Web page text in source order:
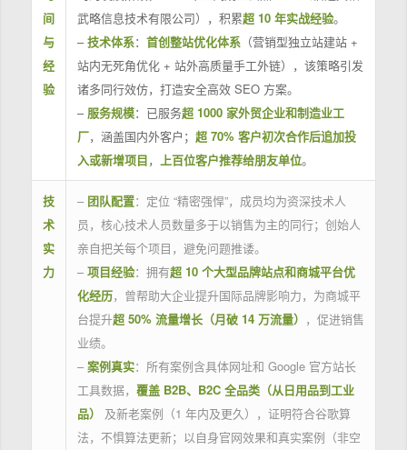
间
与
经
验
武略信息技术有限公司），积累超 10 年实战经验。
–技术体系： 首创整站优化体系（营销型独立站建站 +
站内无死角优化 + 站外高质量手工外链），该策略引发
诸多同行效仿，打造安全高效 SEO 方案。
– 服务规模：已服务超 1000 家外贸企业和制造业工
厂，涵盖国内外客户； 超 70% 客户初次合作后追加投
入或新增项目， 上百位客户推荐给朋友单位。
技
术
实
力
– 团队配置：定位 “精密强悍”，成员均为资深技术人
员，核心技术人员数量多于以销售为主的同行；创始人
亲自把关每个项目，避免问题推诿。
– 项目经验：拥有超 10 个大型品牌站点和商城平台优
化经历，曾帮助大企业提升国际品牌影响力，为商城平
台提升超 50% 流量增长（月破 14 万流量） ，促进销售
业绩。
– 案例真实：所有案例含具体网址和 Google 官方站长
工具数据， 覆盖 B2B、B2C 全品类（从日用品到工业
品）
及新老案例（1 年内及更久），证明符合谷歌算
法，不惧算法更新；以自身官网效果和真实案例（非空